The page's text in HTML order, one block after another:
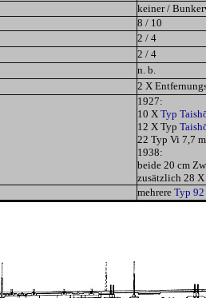
keiner /
8 / 10
2 / 4
2 / 4
n. b.
2 X
1927:
10 X Typ Taish
12 X Typ Taish
22 Typ Vi 7,7
1938:
beide 20 cm
zusätzlich 28 X
mehrere Typ